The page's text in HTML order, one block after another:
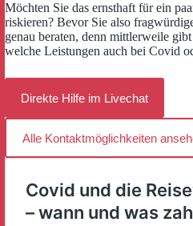
Möchten Sie das ernsthaft für ein
riskieren? Bevor Sie also
genau beraten, denn mittlerweile
welche Leistungen auch bei Covid
Direkte Hilfe im Livechat
Alle Kontaktmöglichkeiten